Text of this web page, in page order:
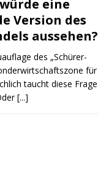
eine
Version des
aussehen?
des „Schürer-
für
taucht diese Frage
[...]